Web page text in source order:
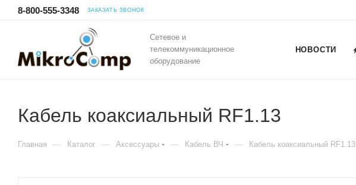
8-800-555-3348 ЗАКАЗАТЬ ЗВОНОК
Сетевое и
телекоммуникационное
оборудование
НОВОСТИ
Кабель коаксиальный RF1.13
Главная — Каталог — Аксессуары — Кабель ВЧ — Кабель коаксиальный RF1.13